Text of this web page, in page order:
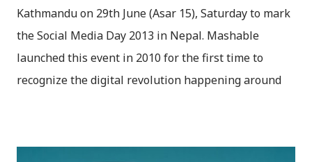
Kathmandu on 29th June (Asar 15), Saturday to mark
the Social Media Day 2013 in Nepal. Mashable
launched this event in 2010 for the first time to
recognize the digital revolution happening around
celebrate Mashable’s fourth annual Social Media